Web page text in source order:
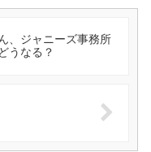
、ジャニーズ事務所
うなる？